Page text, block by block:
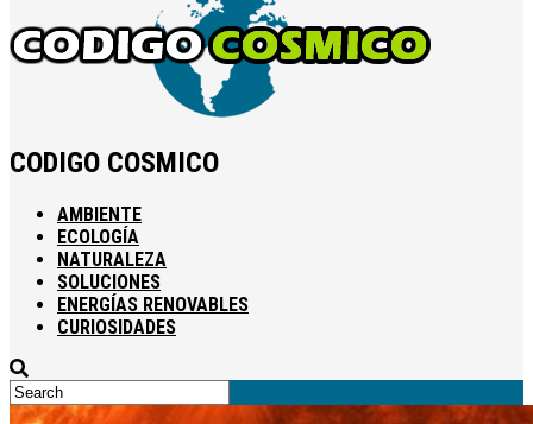
CODIGO COSMICO
AMBIENTE
ECOLOGÍA
NATURALEZA
SOLUCIONES
ENERGÍAS RENOVABLES
CURIOSIDADES